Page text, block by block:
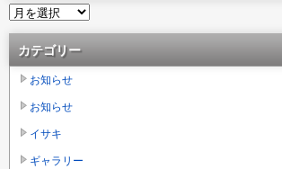
カテゴリー
お知らせ
お知らせ
イサキ
ギャラリー